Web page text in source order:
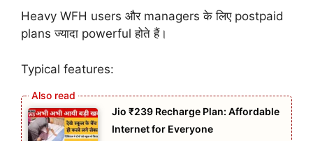
Heavy WFH users और managers के लिए postpaid
plans ज्यादा powerful होते हैं।
Typical features:
Jio ₹239 Recharge Plan: Affordable
Internet for Everyone